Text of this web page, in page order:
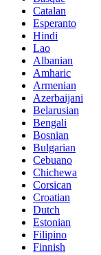
Catalan
Esperanto
Hindi
Lao
Albanian
Amharic
Armenian
Azerbaijani
Belarusian
Bengali
Bosnian
Bulgarian
Cebuano
Chichewa
Corsican
Croatian
Dutch
Estonian
Filipino
Finnish